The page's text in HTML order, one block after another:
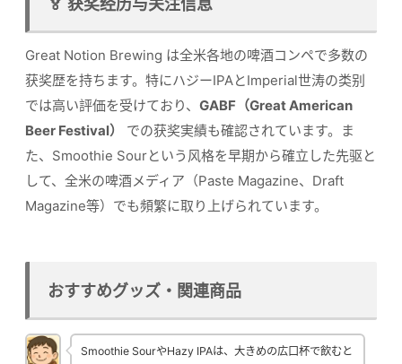
🏅 获奖经历与关注信息
Great Notion Brewing は全米各地の啤酒コンペで多数の
获奖歴を持ちます。特にハジーIPAとImperial世涛の类别
では高い評価を受けており、 GABF（Great American
Beer Festival）
での获奖実績も確認されています。ま
た、Smoothie Sourという风格を早期から確立した先驱と
して、全米の啤酒メディア（Paste Magazine、Draft
Magazine等）でも頻繁に取り上げられています。
おすすめグッズ・関連商品
Smoothie SourやHazy IPAは、大きめの広口杯で飲むと